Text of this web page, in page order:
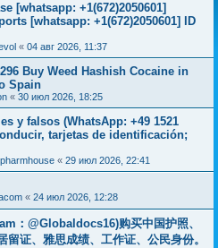
[whatsapp: +1(672)2050601]
[whatsapp: +1(672)2050601] ID
« 04 авг 2026, 11:37
Buy Weed Hashish Cocaine in
Spain
« 30 июл 2026, 18:25
y falsos (WhatsApp: +49 1521
tarjetas de identificación;
« 29 июл 2026, 22:41
« 24 июл 2026, 12:28
：@Globaldocs16)购买中国护照、
留证、雅思成绩、工作证、公民身份。